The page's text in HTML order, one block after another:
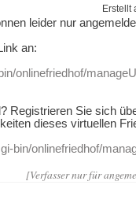
Erstellt
leider nur
an:
onlinefriedhof/
Registrieren Sie sich
dieses virtuellen
bin/onlinefriedhof/
[Verfasser nur für